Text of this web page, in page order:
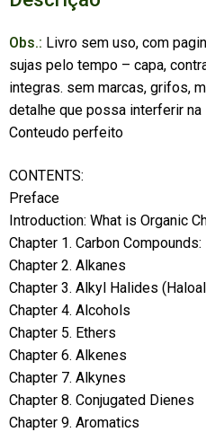
Obs.: Livro sem uso, com
sujas pelo tempo – capa,
integras. sem marcas, grifos,
detalhe que possa interferir
Conteudo perfeito
CONTENTS:
Preface
Introduction: What is Organic
Chapter 1. Carbon
Chapter 2. Alkanes
Chapter 3. Alkyl Halides
Chapter 4. Alcohols
Chapter 5. Ethers
Chapter 6. Alkenes
Chapter 7. Alkynes
Chapter 8. Conjugated Dienes
Chapter 9. Aromatics